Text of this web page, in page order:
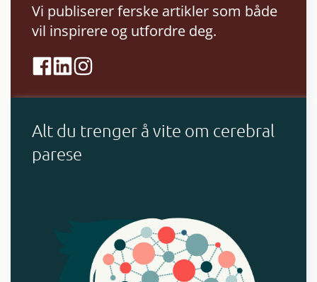
Vi publiserer ferske artikler som både
vil inspirere og utfordre deg.
Alt du trenger å vite om cerebral
parese